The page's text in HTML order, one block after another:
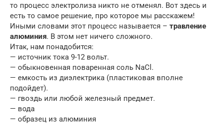
то процесс электролиза никто не отменял. Вот здесь и
есть то самое решение, про которое мы расскажем!
Иными словами этот процесс называется – травление
алюминия. В этом нет ничего сложного.
Итак, нам понадобится:
— источник тока 9-12 вольт.
— обыкновенная поваренная соль NaCl.
— емкость из диэлектрика (пластиковая вполне
подойдет).
— гвоздь или любой железный предмет.
— вода
— образец из алюминия